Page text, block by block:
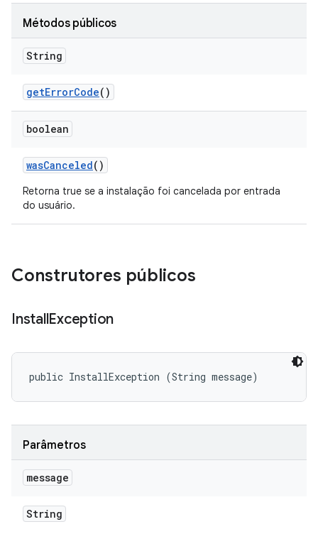
Métodos públicos
String
getErrorCode()
boolean
wasCanceled()
Retorna true se a instalação foi cancelada por entrada
do usuário.
Construtores públicos
InstallException
public InstallException (String message)
Parâmetros
message
String